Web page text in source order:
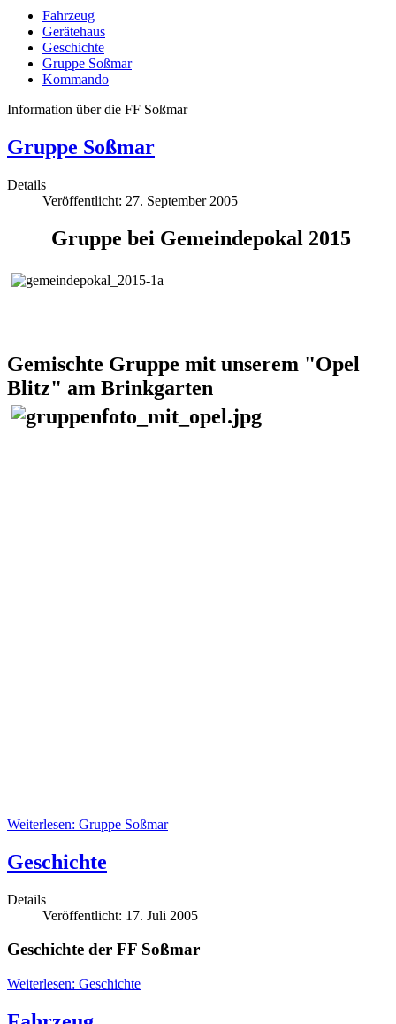
Fahrzeug
Gerätehaus
Geschichte
Gruppe Soßmar
Kommando
Information über die FF Soßmar
Gruppe Soßmar
Details
Veröffentlicht: 27. September 2005
Gruppe bei Gemeindepokal 2015
Gemischte Gruppe mit unserem "Opel
Blitz" am Brinkgarten
Weiterlesen: Gruppe Soßmar
Geschichte
Details
Veröffentlicht: 17. Juli 2005
Geschichte der FF Soßmar
Weiterlesen: Geschichte